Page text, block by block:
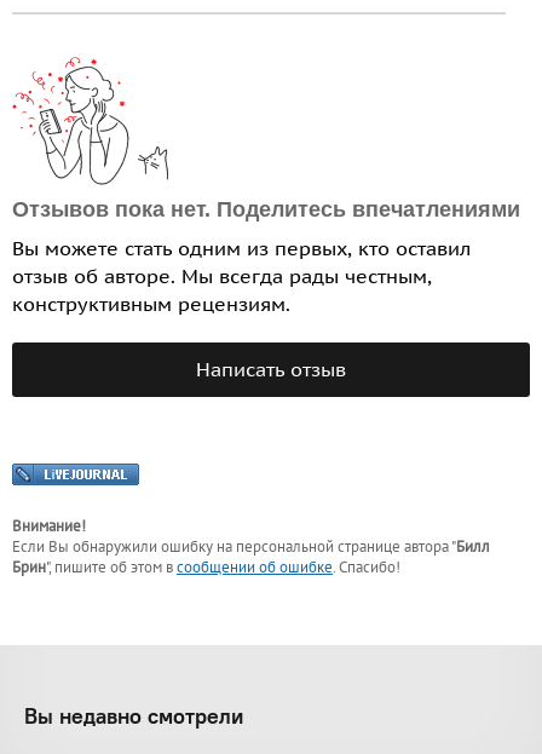
Отзывов пока нет. Поделитесь впечатлениями
Вы можете стать одним из первых, кто оставил
отзыв об авторе. Мы всегда рады честным,
конструктивным рецензиям.
Написать отзыв
Внимание!
Если Вы обнаружили ошибку на персональной странице автора "Билл
Брин", пишите об этом всообщении об ошибке. Спасибо!
Вы недавно смотрели